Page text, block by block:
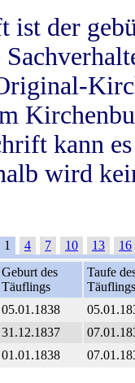
ist der
kann
wird
1 4 7 10 13
16
Geburt des
Täuflings
Taufe
Täuflings
05.01.1838
31.12.1837
01.01.1838